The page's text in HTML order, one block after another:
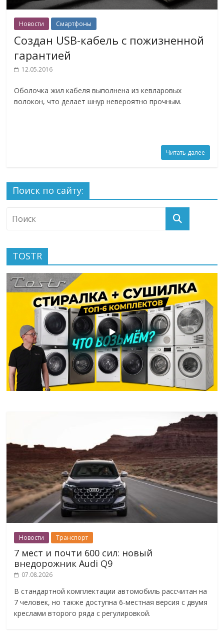
Новости Смартфоны
Cоздан USB-кабель с пожизненной
гарантией
12.05.2016
Оболочка жил кабеля выполнена из кевларовых
волокон, что делает шнур невероятно прочным.
Читать далее
Поиск по сайту:
TOSTR
Новости Транспорт
7 мест и почти 600 сил: новый
внедорожник Audi Q9
07.08.2026
В стандартной комплектации автомобиль рассчитан на
7 человек, но также доступна 6-местная версия с двумя
креслами второго ряда с регулировкой.